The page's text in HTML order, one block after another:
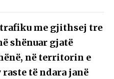
trafiku me gjithsej tre
shënuar gjatë
në territorin e
të ndara janë